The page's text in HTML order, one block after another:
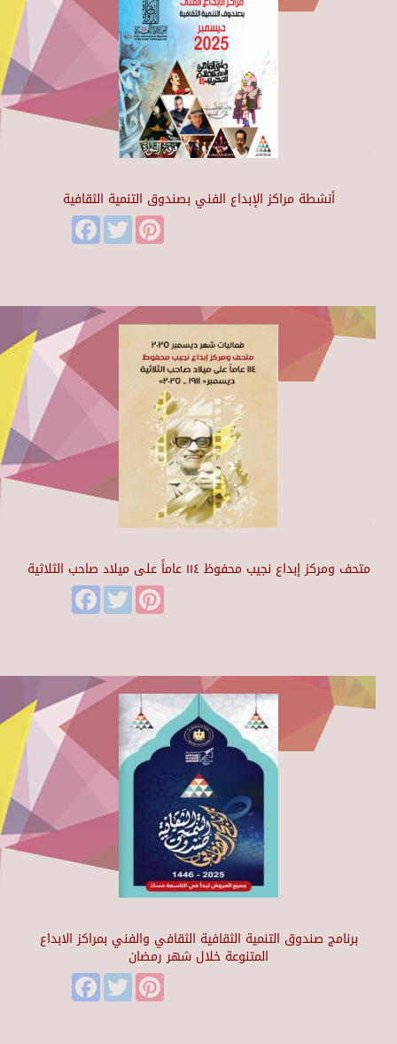
أنشطة مراكز الإبداع الفني بصندوق التنمية الثقافية
FacebookTwitter
متحف ومركز إبداع نجيب محفوظ ١١٤ عاماً على ميلاد صاحب الثلاثية
FacebookTwitter
برنامج صندوق التنمية الثقافية الثقافي والفني بمراكز الابداع
المتنوعة خلال شهر رمضان
FacebookTwitter